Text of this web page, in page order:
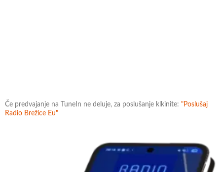
Če predvajanje na TuneIn ne deluje, za poslušanje klkinite: "Poslušaj
Radio Brežice Eu"